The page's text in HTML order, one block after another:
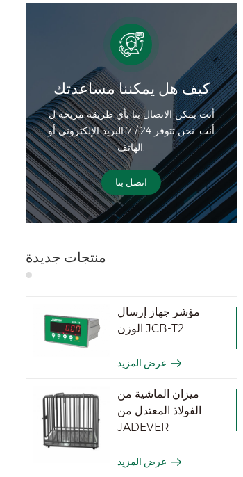
كيف هل يمكننا مساعدتك
أنت يمكن الاتصال بنا بأي طريقة مريحة ل
أنت. نحن تتوفر 24 / 7 البريد الإلكتروني أو
الهاتف.
اتصل بنا
منتجات جديدة
مؤشر جهاز إرسال
الوزن JCB-T2
عرض المزيد
ميزان الماشية من
الفولاذ المعتدل من
JADEVER
عرض المزيد